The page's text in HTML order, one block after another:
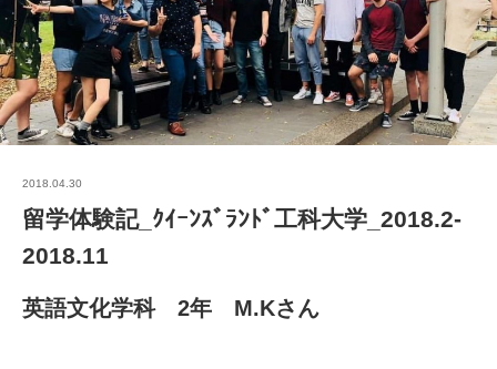
2018.04.30
留学体験記_ｸｲｰﾝｽﾞﾗﾝﾄﾞ工科大学_2018.2-
2018.11
英語文化学科 2年 M.Kさん